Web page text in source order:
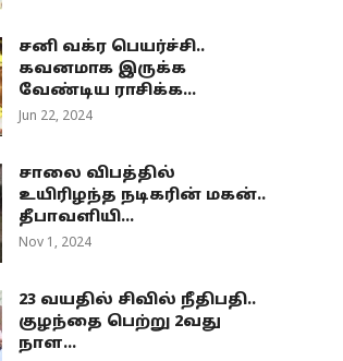
சனி வக்ர பெயர்ச்சி..
கவனமாக இருக்க
வேண்டிய ராசிக்க...
Jun 22, 2024
சாலை விபத்தில்
உயிரிழந்த நடிகரின் மகன்..
தீபாவளியி...
Nov 1, 2024
23 வயதில் சிவில் நீதிபதி..
குழந்தை பெற்று 2வது
நாள...